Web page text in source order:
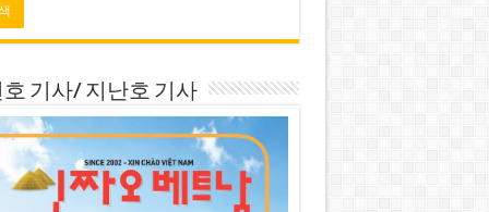
기사/ 지난호 기사